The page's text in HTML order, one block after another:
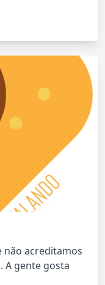
não acreditamos
A gente gosta